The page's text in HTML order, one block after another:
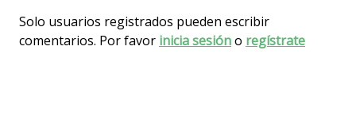
Solo usuarios registrados pueden escribir
comentarios. Por favor inicia sesióno regístrate